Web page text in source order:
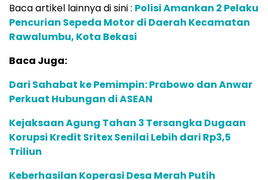
Baca artikel lainnya di sini : Polisi Amankan 2 Pelaku
Pencurian Sepeda Motor di Daerah Kecamatan
Rawalumbu, Kota Bekasi
Baca Juga:
Dari Sahabat ke Pemimpin: Prabowo dan Anwar
Perkuat Hubungan di ASEAN
Kejaksaan Agung Tahan 3 Tersangka Dugaan
Korupsi Kredit Sritex Senilai Lebih dari Rp3,5
Triliun
Keberhasilan Koperasi Desa Merah Putih